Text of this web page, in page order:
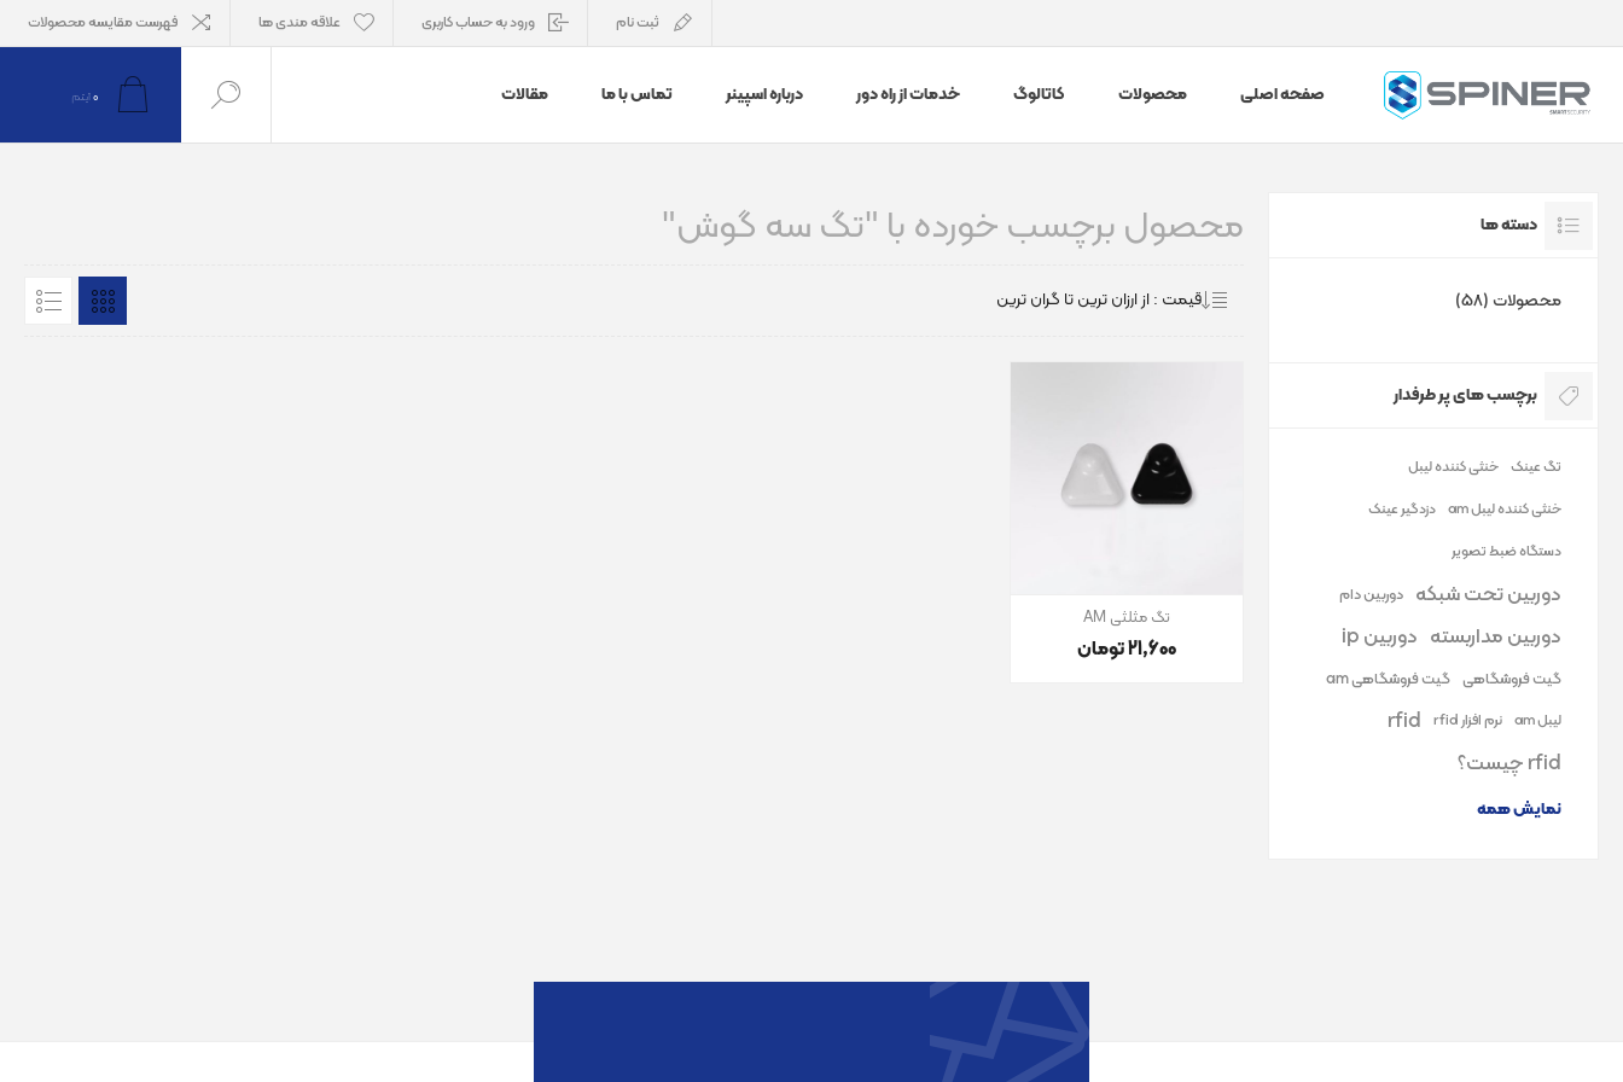
ثبت نام ورود به حساب کاربری علاقه مندی ها فهرست مقایسه محصولات
صفحه اصلی محصولات کاتالوگ خدمات از راه دور درباره اسپینر تماس با ما مقالات 0آیتم
محصول برچسب خورده با "تگ سه گوش"
تگ مثلثی AM
21٬600 تومان
دسته ها
محصولات (58)
برچسب های پر طرفدار
تگ عینک خنثی کننده لیبل
خنثی کننده لیبل am
دزدگیر عینک
دستگاه ضبط تصویر
دوربین تحت شبکه دوربین دام
دوربین مداربسته دوربین ip
گیت فروشگاهی گیت فروشگاهی am
لیبل am نرم افزار rfid
rfid
rfid چیست؟
نمایش همه